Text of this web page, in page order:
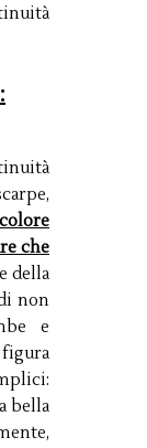
che
della
non
e
bella